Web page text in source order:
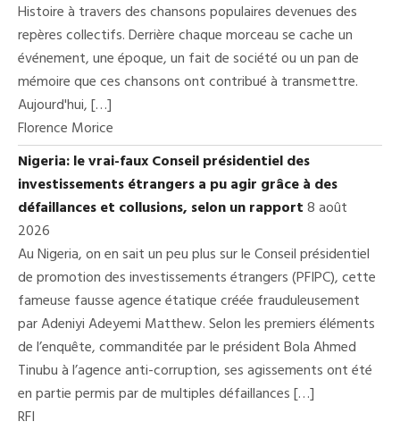
Histoire à travers des chansons populaires devenues des
repères collectifs. Derrière chaque morceau se cache un
événement, une époque, un fait de société ou un pan de
mémoire que ces chansons ont contribué à transmettre.
Aujourd'hui, […]
Florence Morice
Nigeria: le vrai-faux Conseil présidentiel des
investissements étrangers a pu agir grâce à des
défaillances et collusions, selon un rapport8 août
2026
Au Nigeria, on en sait un peu plus sur le Conseil présidentiel
de promotion des investissements étrangers (PFIPC), cette
fameuse fausse agence étatique créée frauduleusement
par Adeniyi Adeyemi Matthew. Selon les premiers éléments
de l’enquête, commanditée par le président Bola Ahmed
Tinubu à l’agence anti-corruption, ses agissements ont été
en partie permis par de multiples défaillances […]
RFI